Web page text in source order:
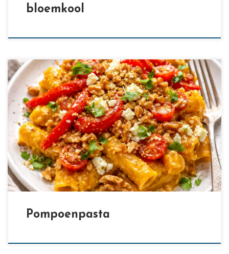
bloemkool
[…]
Pompoenpasta